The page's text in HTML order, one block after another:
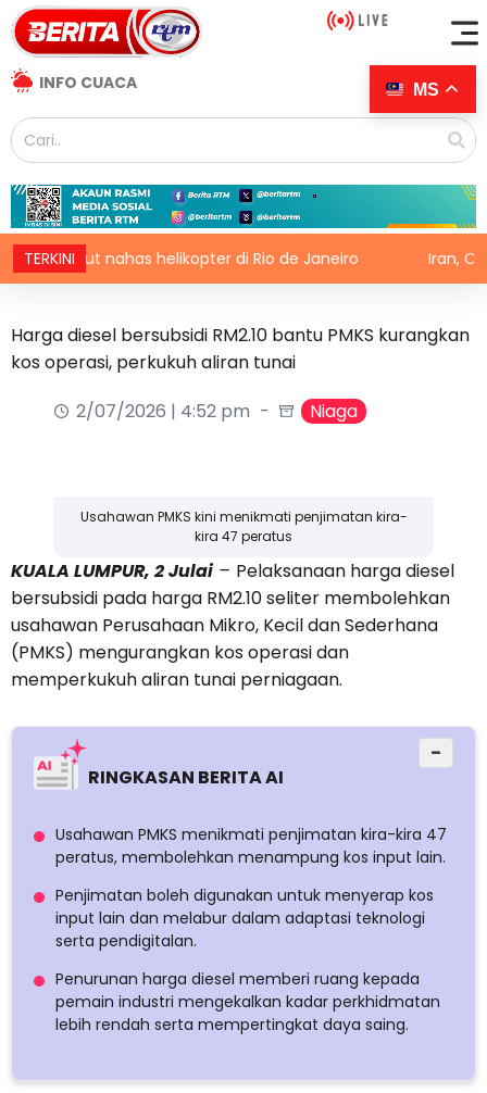
INFO CUACA
TERKINInahas helikopter di Rio de Janeiro Iran, Oman
Harga diesel bersubsidi RM2.10 bantu PMKS kurangkan
kos operasi, perkukuh aliran tunai
2/07/2026 | 4:52 pm
Niaga
Usahawan PMKS kini menikmati penjimatan kira-
kira 47 peratus
KUALA LUMPUR, 2 Julai– Pelaksanaan harga diesel
bersubsidi pada harga RM2.10 seliter membolehkan
usahawan Perusahaan Mikro, Kecil dan Sederhana
(PMKS) mengurangkan kos operasi dan
memperkukuh aliran tunai perniagaan.
RINGKASAN BERITA AI
−
Usahawan PMKS menikmati penjimatan kira-kira 47
peratus, membolehkan menampung kos input lain.
Penjimatan boleh digunakan untuk menyerap kos
input lain dan melabur dalam adaptasi teknologi
serta pendigitalan.
Penurunan harga diesel memberi ruang kepada
pemain industri mengekalkan kadar perkhidmatan
lebih rendah serta mempertingkat daya saing.
MS